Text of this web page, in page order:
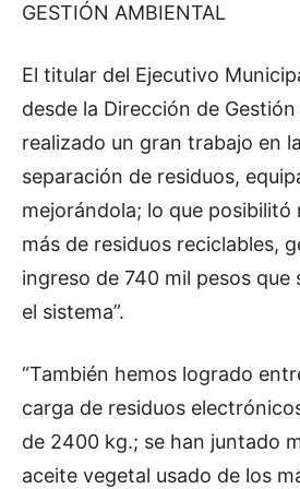
GESTIÓN AMBIENTAL
El titular del Ejecutivo
desde la Dirección de
realizado un gran trabajo en
separación de residuos,
mejorándola; lo que
más de residuos reciclables,
ingreso de 740 mil pesos que
el sistema”.
“También hemos logrado
carga de residuos
de 2400 kg.; se han juntado
aceite vegetal usado de los